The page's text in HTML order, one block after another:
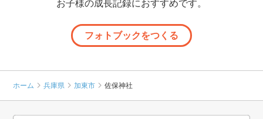
お子様の成長記録におすすめです。
フォトブックをつくる
ホーム 兵庫県 加東市 佐保神社